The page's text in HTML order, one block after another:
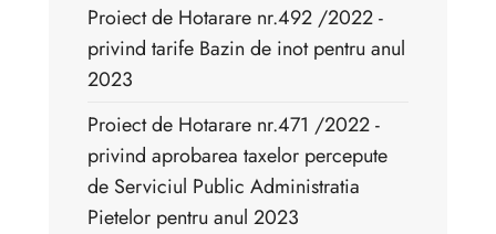
Proiect de Hotarare nr.492 /2022 -
privind tarife Bazin de inot pentru anul
2023
Proiect de Hotarare nr.471 /2022 -
privind aprobarea taxelor percepute
de Serviciul Public Administratia
Pietelor pentru anul 2023